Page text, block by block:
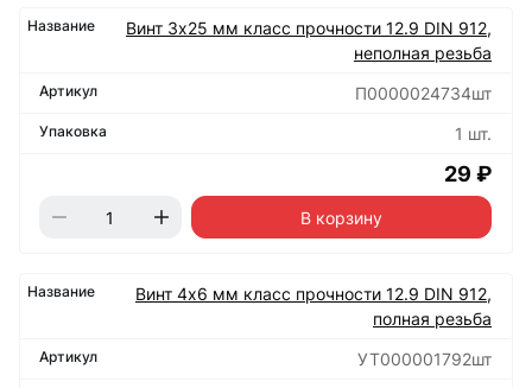
Винт 3х25 мм класс прочности 12.9 DIN 912,
неполная резьба
П0000024734шт
1 шт.
29 ₽
В корзину
Винт 4х6 мм класс прочности 12.9 DIN 912,
полная резьба
УТ000001792шт